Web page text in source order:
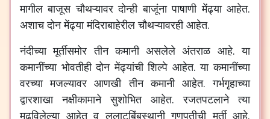
मागील बाजूस चौथऱ्यावर दोन्ही बाजूंना पाषाणी मेंढ्या आहेत.
अशाच दोन मेंढ्या मंदिराबाहेरील चौथऱ्यावरही आहेत.
नंदीच्या मूर्तीसमोर तीन कमानी असलेले अंतराळ आहे.या
कमानींच्या भोवतीही दोन मेंढ्यांची शिल्पे आहेत.या कमानींच्या
वरच्या मजल्यावर आणखी तीन कमानी आहेत.गर्भगृहाच्या
द्वारशाखा
नक्षीकामाने सुशोभित आहेत.रजतपटलाने
त्या
मढविलेल्या आहेत व ललाटबिंबस्थानी गणपतीची मूर्ती आहे.